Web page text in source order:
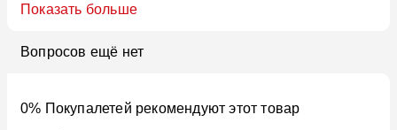
Показать больше
Вопросов ещё нет
0% Покупалетей рекомендуют этот товар